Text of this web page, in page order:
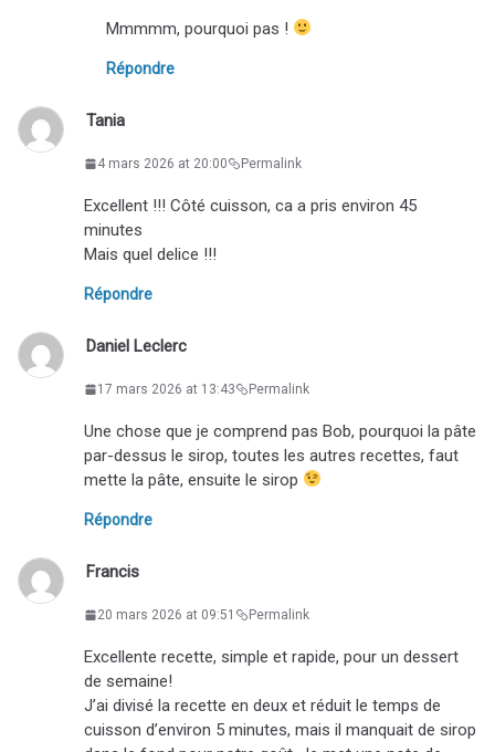
Mmmmm, pourquoi pas !
Répondre
Tania
4 mars 2026 at 20:00 Permalink
Excellent !!! Côté cuisson, ca a pris environ 45
minutes
Mais quel delice !!!
Répondre
Daniel Leclerc
17 mars 2026 at 13:43 Permalink
Une chose que je comprend pas Bob, pourquoi la pâte
par-dessus le sirop, toutes les autres recettes, faut
mette la pâte, ensuite le sirop
Répondre
Francis
20 mars 2026 at 09:51 Permalink
Excellente recette, simple et rapide, pour un dessert
de semaine!
J’ai divisé la recette en deux et réduit le temps de
cuisson d’environ 5 minutes, mais il manquait de sirop